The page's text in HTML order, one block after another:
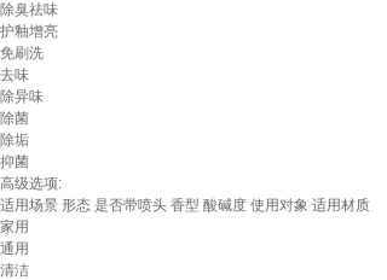
除臭祛味
护釉增亮
免刷洗
去味
除异味
除菌
除垢
抑菌
高级选项:
适用场景 形态 是否带喷头 香型 酸碱度 使用对象 适用材质
家用
通用
清洁